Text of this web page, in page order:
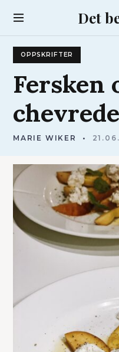
Det
OPPSKRIFTER
Fersken
MARIE WIKER